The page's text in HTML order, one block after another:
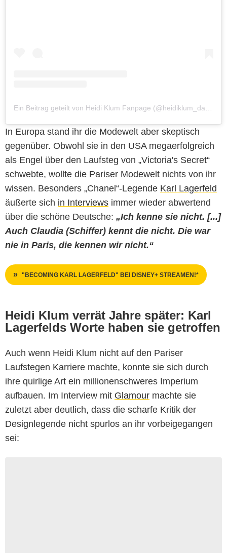
Ein Beitrag geteilt von Heidi Klum Fanpage (@heidiklum_daily)
In Europa stand ihr die Modewelt aber skeptisch
gegenüber. Obwohl sie in den USA megaerfolgreich
als Engel über den Laufsteg von „Victoria's Secret“
schwebte, wollte die Pariser Modewelt nichts von ihr
wissen. Besonders „Chanel“-Legende Karl Lagerfeld
äußerte sich in Interviews immer wieder abwertend
über die schöne Deutsche: „Ich kenne sie nicht. [...]
Auch Claudia (Schiffer) kennt die nicht. Die war
nie in Paris, die kennen wir nicht.“
"BECOMING KARL LAGERFELD" BEI DISNEY+ STREAMEN!*
Heidi Klum verrät Jahre später: Karl
Lagerfelds Worte haben sie getroffen
Auch wenn Heidi Klum nicht auf den Pariser
Laufstegen Karriere machte, konnte sie sich durch
ihre quirlige Art ein millionenschweres Imperium
aufbauen. Im Interview mit Glamour machte sie
zuletzt aber deutlich, dass die scharfe Kritik der
Designlegende nicht spurlos an ihr vorbeigegangen
sei: